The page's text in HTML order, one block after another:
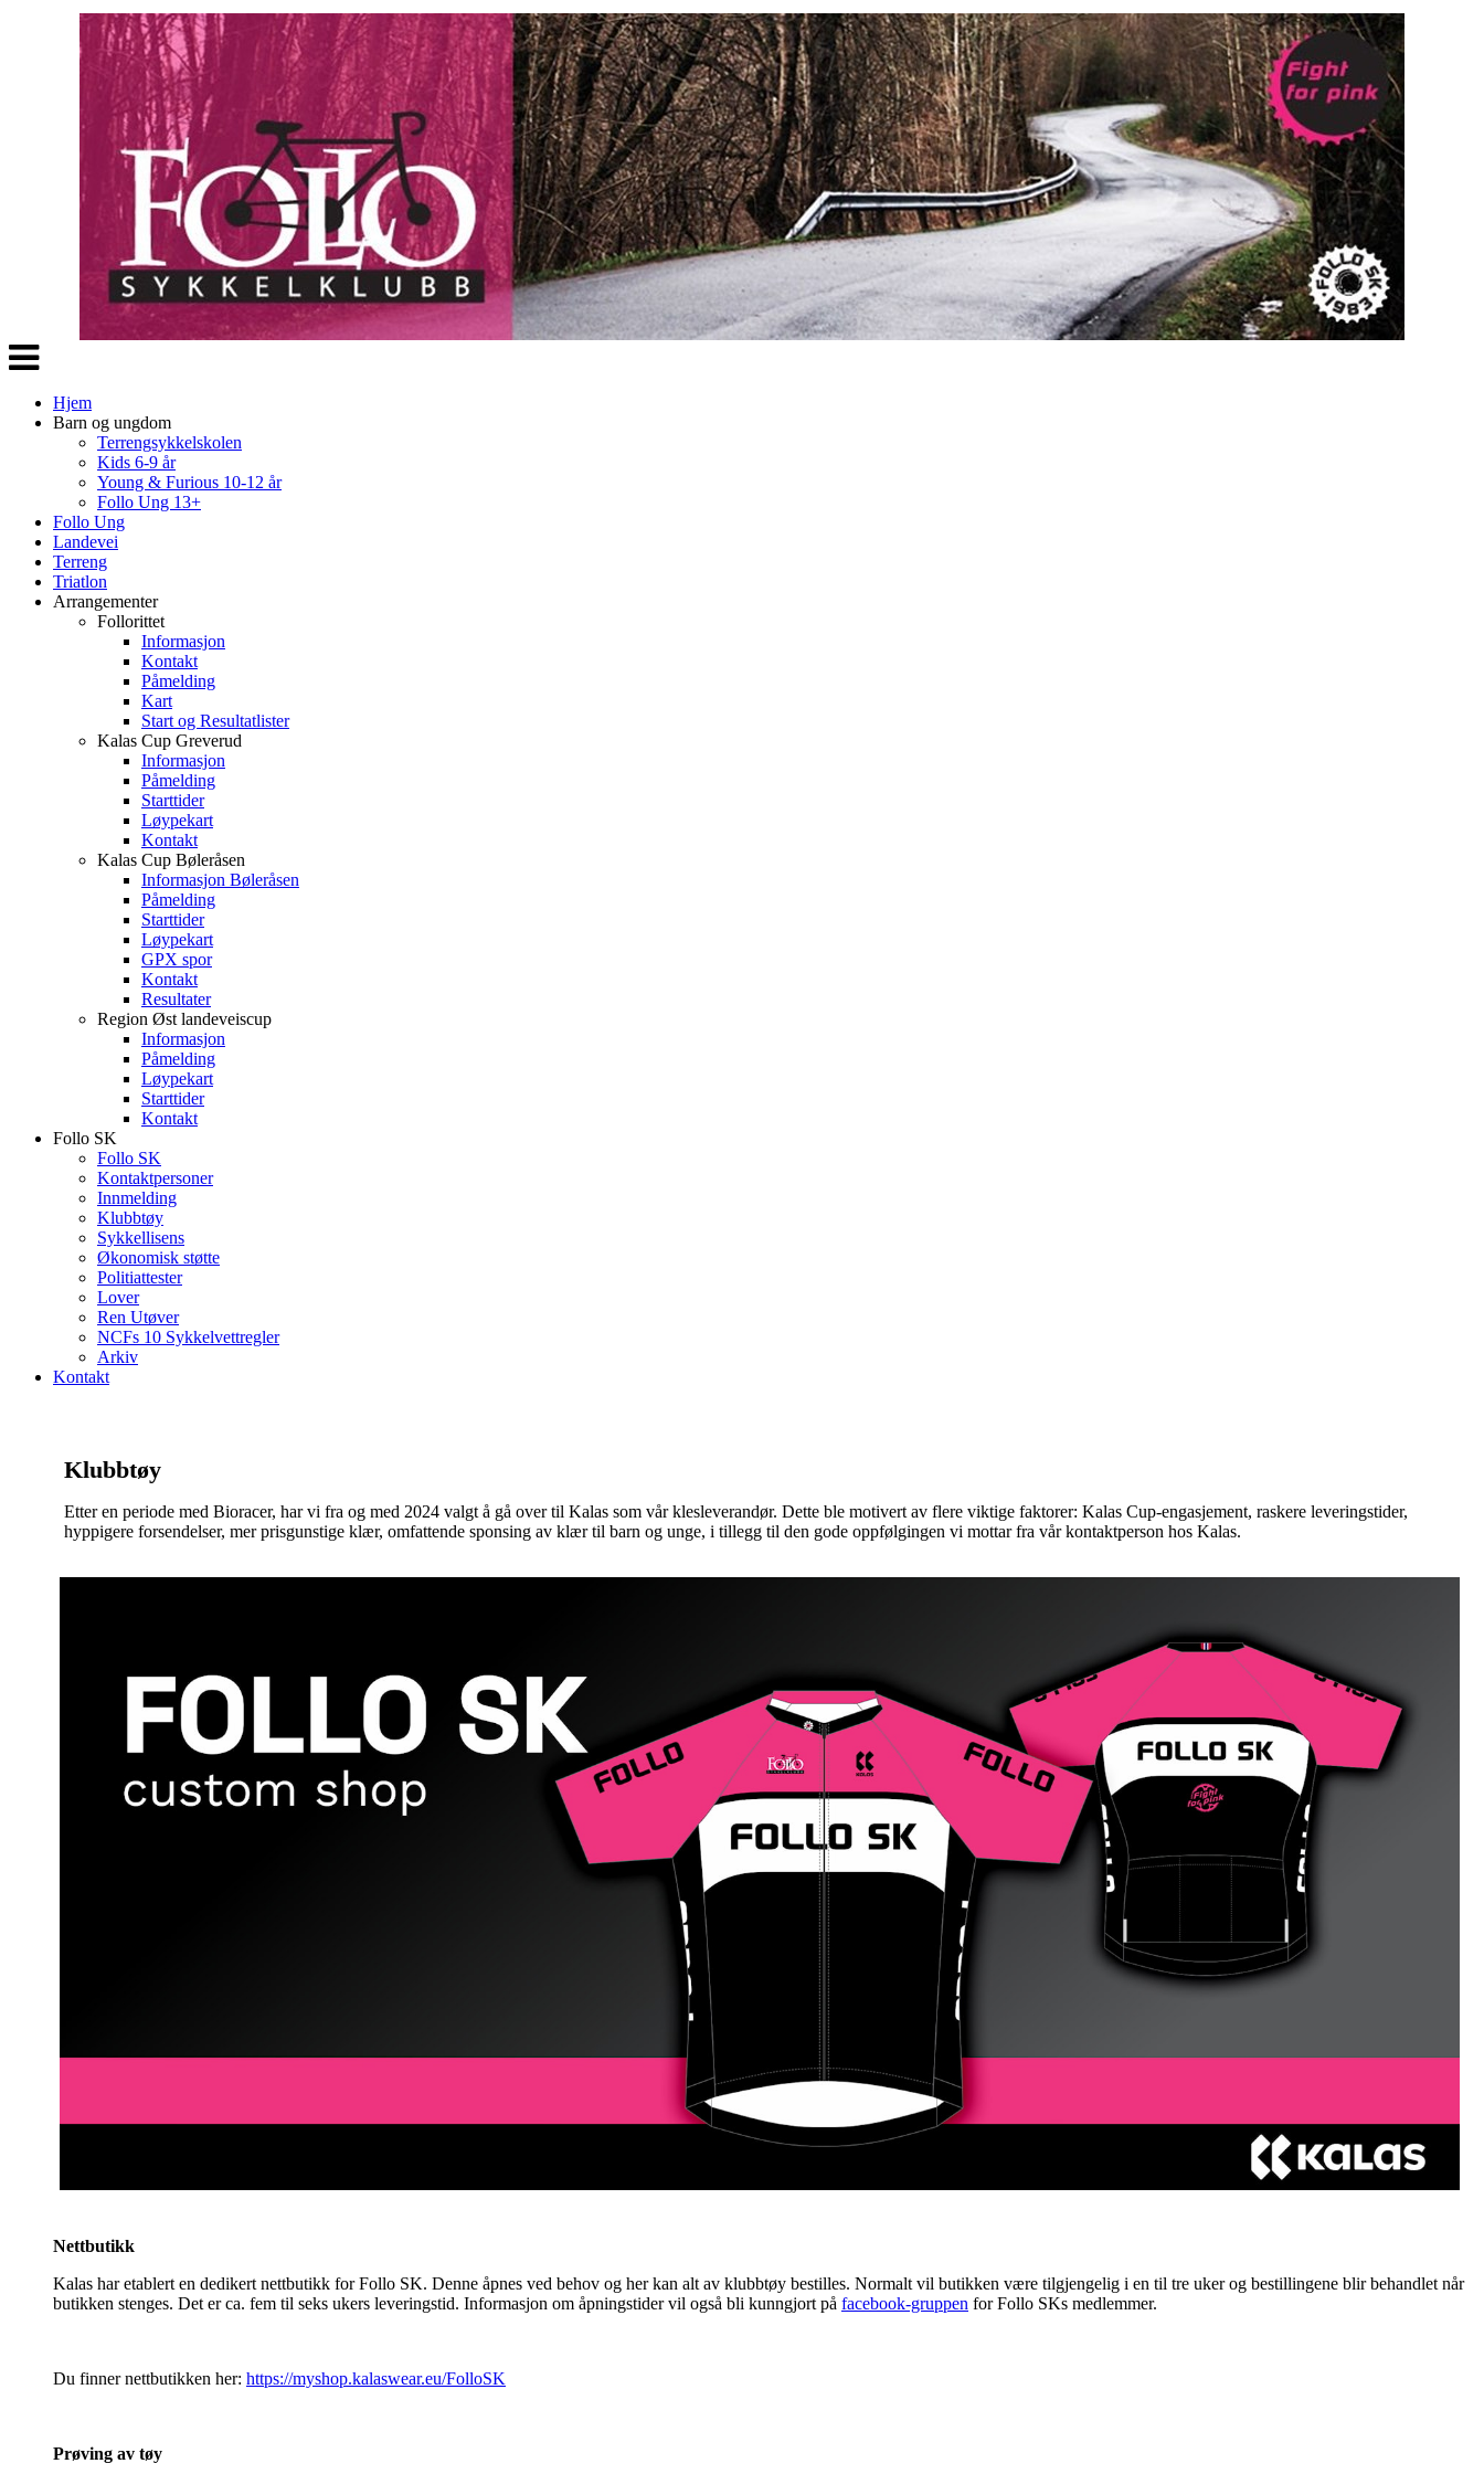
Veksle
navigasjon
Hjem
Barn og ungdom
Terrengsykkelskolen
Kids 6-9 år
Young & Furious 10-12 år
Follo Ung 13+
Follo Ung
Landevei
Terreng
Triatlon
Arrangementer
Follorittet
Informasjon
Kontakt
Påmelding
Kart
Start og Resultatlister
Kalas Cup Greverud
Informasjon
Påmelding
Starttider
Løypekart
Kontakt
Kalas Cup Bøleråsen
Informasjon Bøleråsen
Påmelding
Starttider
Løypekart
GPX spor
Kontakt
Resultater
Region Øst landeveiscup
Informasjon
Påmelding
Løypekart
Starttider
Kontakt
Follo SK
Follo SK
Kontaktpersoner
Innmelding
Klubbtøy
Sykkellisens
Økonomisk støtte
Politiattester
Lover
Ren Utøver
NCFs 10 Sykkelvettregler
Arkiv
Kontakt
Klubbtøy
Etter en periode med Bioracer, har vi fra og med 2024 valgt å gå over til Kalas som vår klesleverandør. Dette ble motivert av flere viktige faktorer: Kalas Cup-engasjement, raskere leveringstider,
hyppigere forsendelser, mer prisgunstige klær, omfattende sponsing av klær til barn og unge, i tillegg til den gode oppfølgingen vi mottar fra vår kontaktperson hos Kalas.
Nettbutikk
Kalas har etablert en dedikert nettbutikk for Follo SK. Denne åpnes ved behov og her kan alt av klubbtøy bestilles. Normalt vil butikken være tilgjengelig i en til tre uker og bestillingene blir behandlet når
butikken stenges. Det er ca. fem til seks ukers leveringstid. Informasjon om åpningstider vil også bli kunngjort på facebook-gruppen for Follo SKs medlemmer.
Du finner nettbutikken her: https://myshop.kalaswear.eu/FolloSK
Prøving av tøy